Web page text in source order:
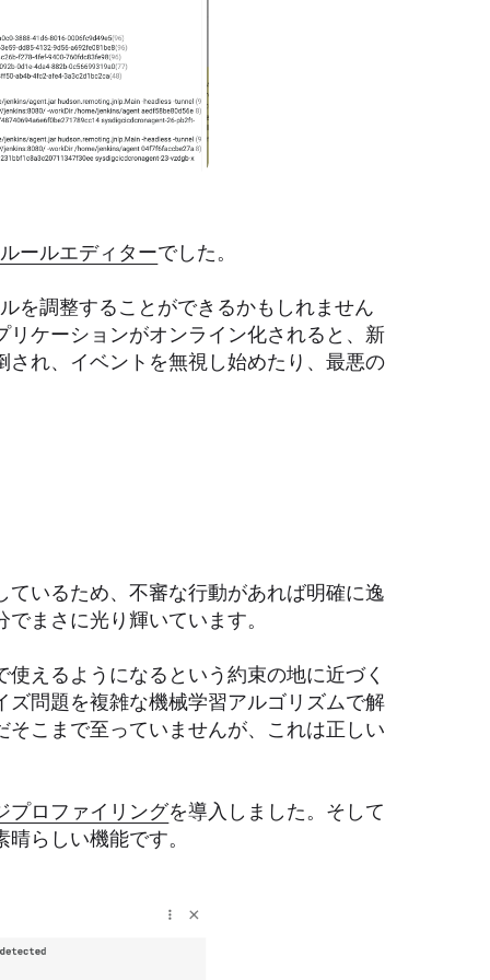
ールエディターでした。
を調整することができるかもしれません
ケーションがオンライン化されると、新
れ、イベントを無視し始めたり、最悪の
いるため、不審な行動があれば明確に逸
まさに光り輝いています。
えるようになるという約束の地に近づく
問題を複雑な機械学習アルゴリズムで解
こまで至っていませんが、これは正しい
プロファイリングを導入しました。そして
らしい機能です。